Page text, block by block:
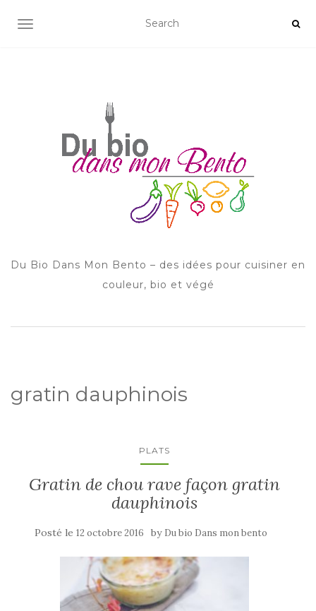
AFFICHER/MASQUER LA NAVIGATION
Du Bio Dans Mon Bento – des idées pour cuisiner en
couleur, bio et végé
gratin dauphinois
PLATS
Gratin de chou rave façon gratin
dauphinois
Posté le 12 octobre 2016 by Du bio Dans mon bento